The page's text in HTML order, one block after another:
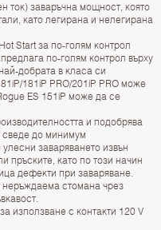
ток) заваръчна мощност, която
като легирана и нелегирана
Start за по-голям контрол
по-голям контрол върху
добрата в класа си
181iP PRO/201iP PRO може
ES 151iP може да се
и подобрява
сведе до минимум
заваряването извън
пръските, като по този начин
дефекти при заваряване.
неръждаема стомана чрез
използване с контакти 120 V